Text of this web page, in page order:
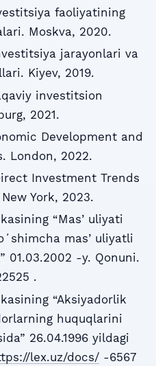
faoliyatining
Moskva, 2020.
jarayonlari va
Kiyev, 2019.
investitsion
2021.
Development and
London, 2022.
Investment Trends
York, 2023.
“Masʼuliyati
masʼuliyatli
01.03.2002 -y. Qonuni.
.
“Aksiyadorlik
huquqlarini
26.04.1996 yildagi
lex.uz/docs/-6567